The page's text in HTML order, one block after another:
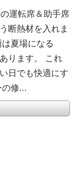
運転席＆助手席
断熱材を入れま
夏場になる
ります。 これ
日でも快適にす
の修...